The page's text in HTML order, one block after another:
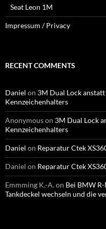
Seat Leon 1M
Impressum / Privacy
RECENT COMMENTS
Daniel on 3M Dual Lock
Kennzeichenhalters
Anonymouson 3M Dual Lock
Kennzeichenhalters
Daniel on Reparatur Ctek
Daniel on Reparatur Ctek
Emmming K.-A.on Bei BMW
Tankdeckel wechseln und die